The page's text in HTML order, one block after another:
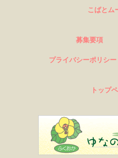
こばとム
募集要項
プライバシーポリシー
トップ